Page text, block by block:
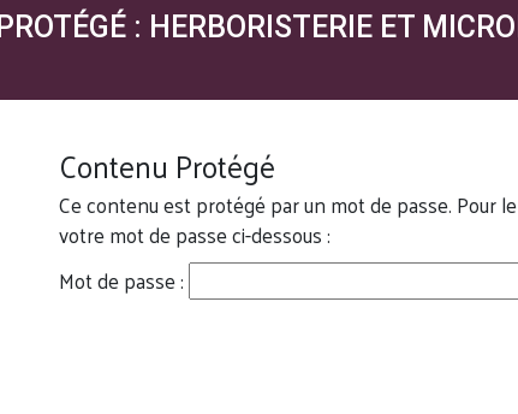
PROTÉGÉ : HERBORISTERIE ET
Contenu Protégé
Ce contenu est protégé par un mot de passe. Pour
votre mot de passe ci-dessous :
Mot de passe :